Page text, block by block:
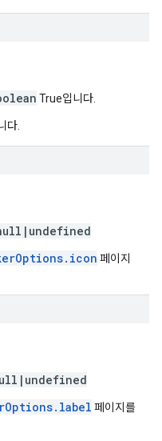
True입니다.
다.
페이지
페이지를